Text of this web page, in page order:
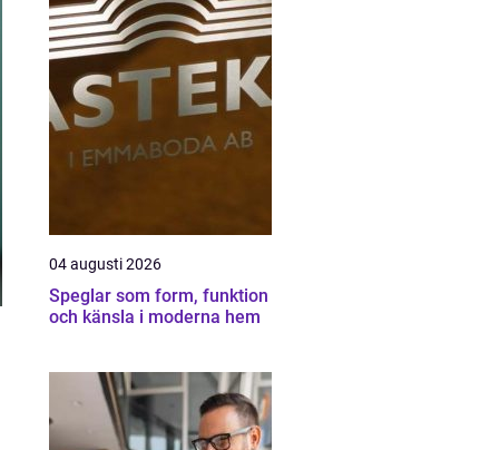
04 augusti 2026
Speglar som form, funktion
och känsla i moderna hem